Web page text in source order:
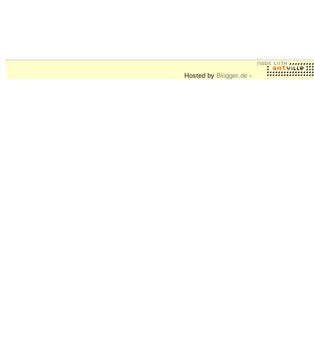
Hosted by Blogger.de-